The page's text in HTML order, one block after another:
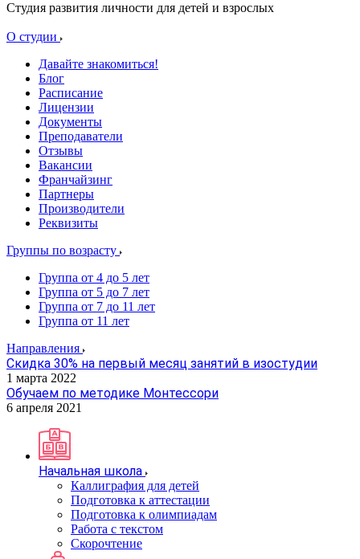
Студия развития личности для детей и взрослых
О студии
Давайте знакомиться!
Блог
Расписание
Лицензии
Документы
Преподаватели
Отзывы
Вакансии
Франчайзинг
Партнеры
Производители
Реквизиты
Группы по возрасту
Группа от 4 до 5 лет
Группа от 5 до 7 лет
Группа от 7 до 11 лет
Группа от 11 лет
Направления
Скидка 30% на первый месяц занятий в изостудии
1 марта 2022
Обучаем по методике Монтессори
6 апреля 2021
Начальная школа
Каллиграфия для детей
Подготовка к аттестации
Подготовка к олимпиадам
Работа с текстом
Скорочтение